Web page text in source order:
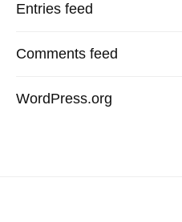
Entries feed
Comments feed
WordPress.org